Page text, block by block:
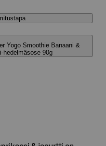
Yogo Smoothie Banaani &
hedelmäsose 90g